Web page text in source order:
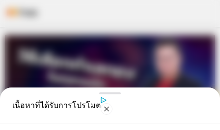
Skip
content
เนื้อหาที่ได้รับการโปรโมต